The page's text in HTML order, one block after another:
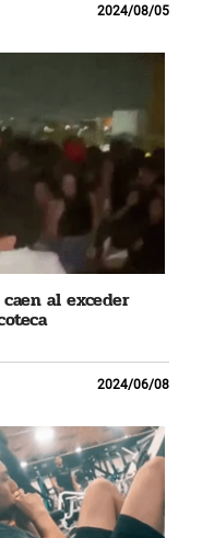
2024/08/05
al exceder
2024/06/08